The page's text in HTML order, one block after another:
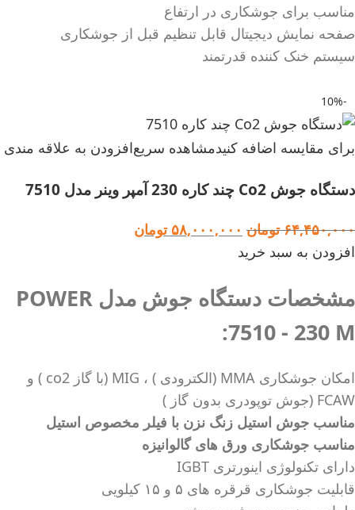
مناسب برای جوشکاری در ارتفاع
صفحه نمایش دیجیتال قابل تنظیم قبل از جوشکاری
سیستم خنک کننده قدرتمند
-10%
برای مقایسه اضافه کنیدمشاهده سریعافزودن به علاقه مندی
دستگاه جوش Co2 چند کاره 230 آمپر وینر مدل 7510
۶۴,۴۵۰,۰۰۰ تومان ۵۸,۰۰۰,۰۰۰ تومان
افزودن به سبد خرید
مشخصات دستگاه جوش مدل POWER
7510 - 230 M:
امکان جوشکاری MMA (الکترودی ) ، MIG (با گاز co2 ) و
FCAW (جوش توپودری بدون گاز )
مناسب جوش استیل زنگ‌ نزن با فیلر مخصوص استیل
مناسب جوشکاری ورق های گالوانیزه
دارای تکنولوژی اینورتری IGBT
قابلیت جوشکاری قرقره های ۵ و ۱۵ کیلویی